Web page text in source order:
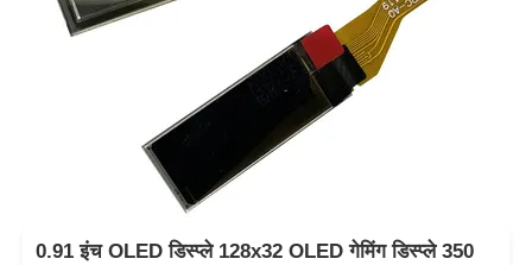
0.91 इंच OLED डिस्प्ले 128x32 OLED गेमिंग डिस्प्ले 350